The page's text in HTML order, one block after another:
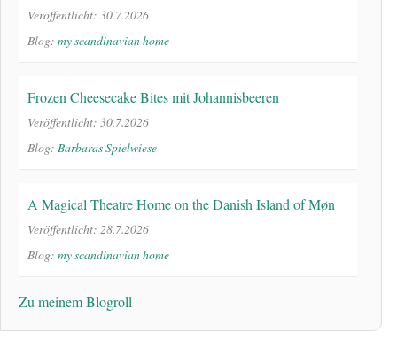
Veröffentlicht: 30.7.2026
Blog: my scandinavian home
Frozen Cheesecake Bites mit Johannisbeeren
Veröffentlicht: 30.7.2026
Blog: Barbaras Spielwiese
A Magical Theatre Home on the Danish Island of Møn
Veröffentlicht: 28.7.2026
Blog: my scandinavian home
Zu meinem Blogroll